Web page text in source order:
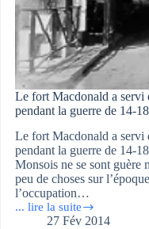
Le fort Macdonald a servi
pendant la guerre de 14-18
Le fort Macdonald a servi
pendant la guerre de 14-
Monsois ne se sont guère
peu de choses sur
l’occupation…
... lire la suite
Le
27 Fév 2014